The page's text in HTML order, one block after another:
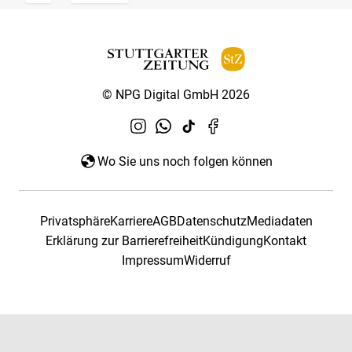
© NPG Digital GmbH 2026
Wo Sie uns noch folgen können
PrivatsphäreKarriereAGBDatenschutzMediadaten
Erklärung zur BarrierefreiheitKündigungKontakt
ImpressumWiderruf